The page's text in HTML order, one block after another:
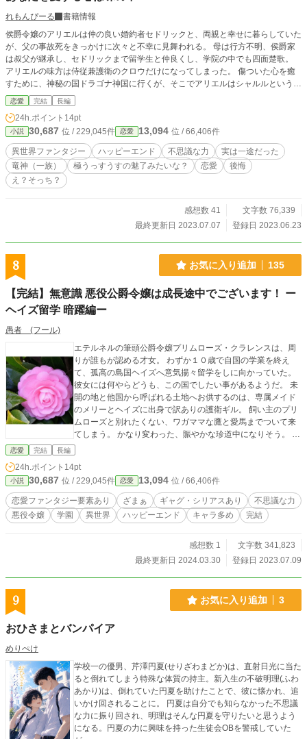
れもんぴーる
書籍情報
侯爵令嬢のアリエルは仲の良い婚約者セドリックと、両親と幸せに暮らしていた
が、父の事故死をきっかけに次々と不幸に見舞われる。 母は行方不明、侯爵家
は叔父が継承し、セドリックまで留学生と仲良くし、学院の中でも四面楚歌。
アリエルの味方は侍従兼護衛のクロウだけになってしまった。 傷ついた心を癒
すために、神秘の国ドラゴナ神国に行くが、そこでアリエルはシャルルという王
族に出会い、衝撃の事実を知る。 ドラゴナ神国王家の一族と判明したアリエル
だったが、ある事件がきっかけでアリエルのセドリックを想う気持ちは、珠の中
に封じ込められた。 記憶を失ったアリエルに縋りつくセドリックだが、アリエ
ルは婚約解消を望む。 アリエルを襲った様々な不幸は偶然なのか？アリエルを
大切に思うシャルルとクロウが動き出す。 アリエルは珠に封じられた恋心を忘
れたまま新しい恋に向かうのか。それとも恋心を取り戻すのか。 ＊なろう様、
カクヨム様にも投稿を予定しております
恋愛 完結 長編
24h.ポイント 14pt
小説 30,687 位 / 229,045件 恋愛 13,094 位 / 66,406件
異世界ファンタジー ハッピーエンド 不思議な力
実は一途だった
竜神（一族）
極うっすうすの魅了みたいな？ 恋愛
後悔
え？そっち？
感想数 41
文字数 76,339
最終更新日 2023.07.07
登録日 2023.06.23
8 お気に入り追加 135
【完結】無意識 悪役公爵令嬢は成長途中でございます！ ー
ヘイズ留学 暗躍編ー
愚者 (フール)
エテルネルの筆頭公爵令嬢プリムローズ・クラレンスは、周
りが誰もが認める才女。 わずか１０歳で自国の学業を終え
て、孤高の島国ヘイズへ意気揚々留学をしに向かっていた。
彼女には何やらどうも、この国でしたい事があるようだ。 未
開の地と他国から呼ばれる土地へお供するのは、専属メイド
のメリーとヘイズに出身で訳ありの護衛ギル。 飼い主のプリ
ムローズと別れたくない、ワガママな鷹と愛馬までついて来
てしまう。 かなり変わった、賑やかな珍道中になりそう。 そ
の旅路のなかで、運命的な出逢いが待っていた。 留学生活は
会いが、彼女を少しだけ成長させる。 まったりゆったりと進
みますが、飽きずにお付き合い下さい。 幼女編 ９１話 新た
なる王族編 ７５話 こちらが前作になり、この作品だけでも楽
しめるようにしております。 気になるかたは、ぜひお読み頂
けたら嬉しく思います。
恋愛 完結 長編
24h.ポイント 14pt
小説 30,687 位 / 229,045件 恋愛 13,094 位 / 66,406件
恋愛ファンタジー要素あり ざまぁ ギャグ・シリアスあり
不思議な力
悪役令嬢
学園 異世界 ハッピーエンド キャラ多め 完結
感想数 1
文字数 341,823
最終更新日 2024.03.30
登録日 2023.07.09
9 お気に入り追加 3
おひさまとバンパイア
めりぺけ
学校一の優男、芹澤円夏(せりざわまどか)は、直射日光に当た
ると倒れてしまう特殊な体質の持主。新入生の不破明理(ふわ
あかり)は、倒れていた円夏を助けたことで、彼に懐かれ、追
いかけ回されることに。 円夏は自分でも知らなかった不思議
な力に振り回され、明理はそんな円夏を守りたいと思うよう
になる。円夏の力に興味を持った生徒会OBを警戒していた